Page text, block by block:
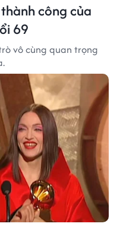
công của
69
vô cùng quan trọng